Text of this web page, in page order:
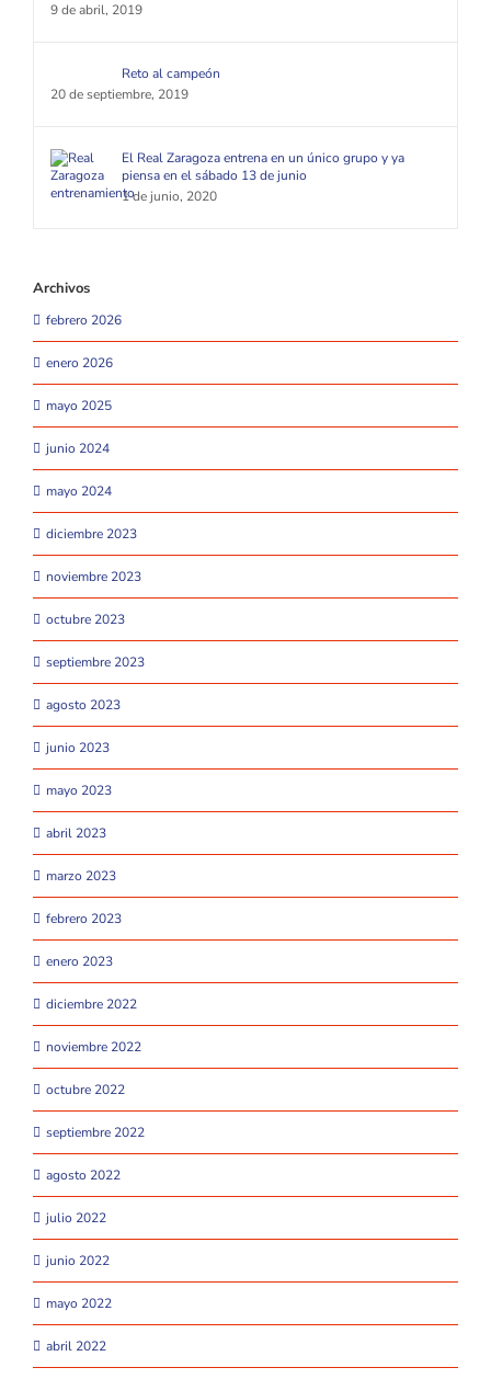
9 de abril, 2019
Reto al campeón
20 de septiembre, 2019
El Real Zaragoza entrena en un único grupo y ya
piensa en el sábado 13 de junio
1 de junio, 2020
Archivos
febrero 2026
enero 2026
mayo 2025
junio 2024
mayo 2024
diciembre 2023
noviembre 2023
octubre 2023
septiembre 2023
agosto 2023
junio 2023
mayo 2023
abril 2023
marzo 2023
febrero 2023
enero 2023
diciembre 2022
noviembre 2022
octubre 2022
septiembre 2022
agosto 2022
julio 2022
junio 2022
mayo 2022
abril 2022